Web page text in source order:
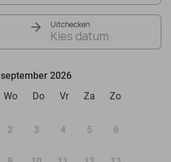
Uitchecken
Kies datum
september 2026
Wo Do Vr Za Zo
2 3 4 5 6